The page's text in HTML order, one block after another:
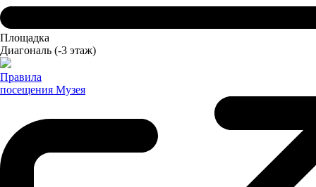
Площадка
Диагональ (-3 этаж)
Правила
посещения Музея